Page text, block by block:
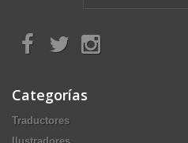
Categorías
Traductores